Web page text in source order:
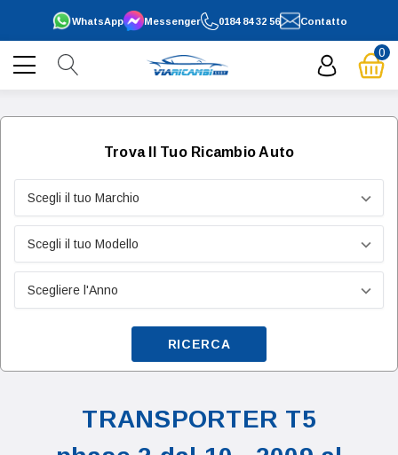
0184 84 32 56
WhatsApp Contatto
Messenger
0
Trova Il Tuo Ricambio Auto
RICERCA
TRANSPORTER T5